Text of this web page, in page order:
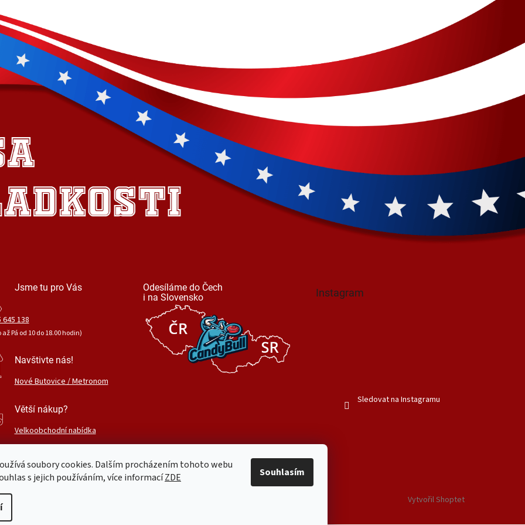
soubory cookies. Dalším procházením tohoto webu
s jejich používáním, více informacíZDE Souhlasím
Jsme tu pro Vás
645 138
až Pá od 10 do 18.00 hodin)
Navštivte nás!
Nové Butovice / Metronom
Větší nákup?
Velkoobchodní nabídka
Odesíláme do Čech
i na Slovensko
Instagram
Sledovat na Instagramu
Vytvořil Shoptet